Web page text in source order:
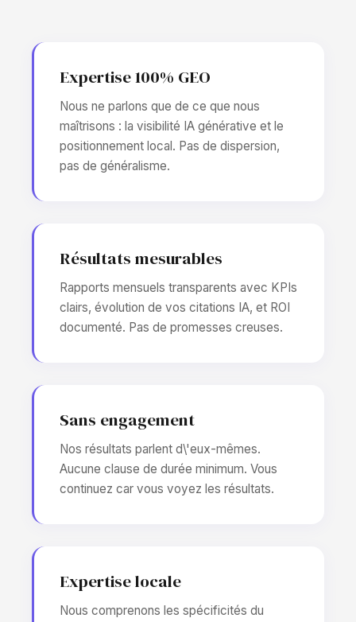
Expertise 100% GEO
Nous ne parlons que de ce que nous
maîtrisons : la visibilité IA générative et le
positionnement local. Pas de dispersion,
pas de généralisme.
Résultats mesurables
Rapports mensuels transparents avec KPIs
clairs, évolution de vos citations IA, et ROI
documenté. Pas de promesses creuses.
Sans engagement
Nos résultats parlent d\'eux-mêmes.
Aucune clause de durée minimum. Vous
continuez car vous voyez les résultats.
Expertise locale
Nous comprenons les spécificités du